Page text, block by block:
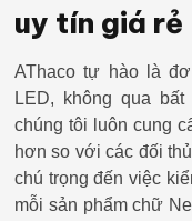
uy tín giá rẻ
AThaco tự hào là
LED, không qua
chúng tôi luôn cung
hơn so với các đối
chú trọng đến việc
mỗi sản phẩm chữ